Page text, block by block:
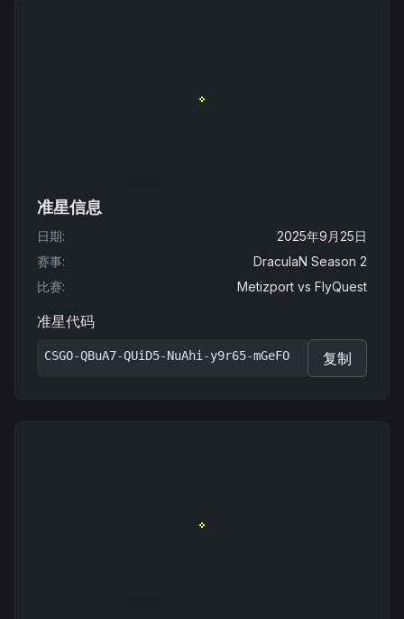
准星信息
日期:
2025年9月25日
赛事:
DraculaN Season 2
比赛: Metizport vs FlyQuest
准星代码
CSGO-QBuA7-QUiD5-NuAhi-y9r65-mGeFO 复制